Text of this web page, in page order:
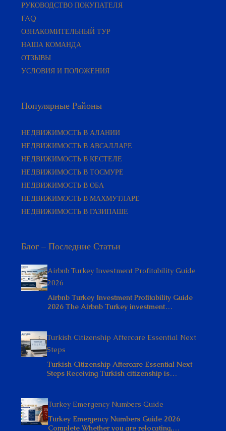
РУКОВОДСТВО ПОКУПАТЕЛЯ​
FAQ
ОЗНАКОМИТЕЛЬНЫЙ ТУР
НАША КОМАНДА
ОТЗЫВЫ
УСЛОВИЯ И ПОЛОЖЕНИЯ
Популярные Районы
НЕДВИЖИМОСТЬ В АЛАНИИ
НЕДВИЖИМОСТЬ В АВСАЛЛАРЕ
НЕДВИЖИМОСТЬ В КЕСТЕЛЕ
НЕДВИЖИМОСТЬ В ТОСМУРЕ
НЕДВИЖИМОСТЬ В ОБА
НЕДВИЖИМОСТЬ В МАХМУТЛАРЕ
НЕДВИЖИМОСТЬ В ГАЗИПАШЕ
Блог – Последние Статьи
Airbnb Turkey Investment Profitability Guide
2026
Airbnb Turkey Investment Profitability Guide
2026 The Airbnb Turkey investment…
Turkish Citizenship Aftercare Essential Next
Steps
Turkish Citizenship Aftercare Essential Next
Steps Receiving Turkish citizenship is…
Turkey Emergency Numbers Guide
Turkey Emergency Numbers Guide 2026
Complete Whether you are relocating,…